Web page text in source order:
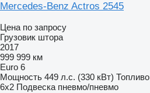
Mercedes-Benz Actros 2545
Цена по запросу
Грузовик штора
2017
999 999 км
Euro 6
Мощность 449 л.с. (330 кВт) Топливо
6x2 Подвеска пневмо/пневмо